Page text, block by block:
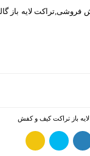
لایه باز
لایه باز تراکت کیف و کفش